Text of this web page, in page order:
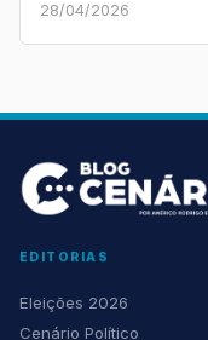
28/04/2026
EDITORIAS
Eleições 2026
Cenário Político